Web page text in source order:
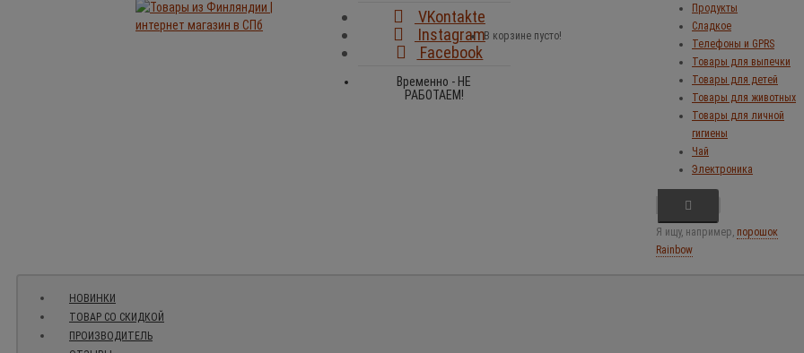
VKontakte
Instagram
Facebook
Временно - НЕ
РАБОТАЕМ!
В корзине пусто!
Продукты
Сладкое
Телефоны и GPRS
Товары для выпечки
Товары для детей
Товары для животных
Товары для личной
гигиены
Чай
Электроника
Я ищу, например, порошок
Rainbow
НОВИНКИ
ТОВАР СО СКИДКОЙ
ПРОИЗВОДИТЕЛЬ